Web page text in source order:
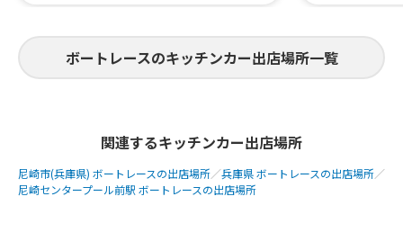
ボートレースのキッチンカー出店場所一覧
関連するキッチンカー出店場所
尼崎市(兵庫県) ボートレースの出店場所／兵庫県 ボートレースの出店場所／
尼崎センタープール前駅 ボートレースの出店場所